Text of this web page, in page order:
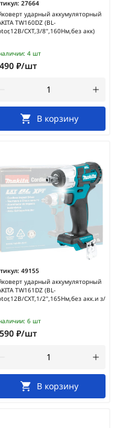
27664
ударный аккумуляторный
TW160DZ (BL-
CXT,3/8",160Нм,без акк)
4 шт
₽/шт
В корзину
49155
ударный аккумуляторный
TW161DZ (BL-
CXT,1/2",165Нм,без акк.и з/
6 шт
₽/шт
В корзину